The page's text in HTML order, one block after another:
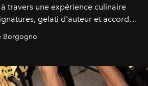
travers une expérience culinaire
gelati d'auteur et accords
Borgogno